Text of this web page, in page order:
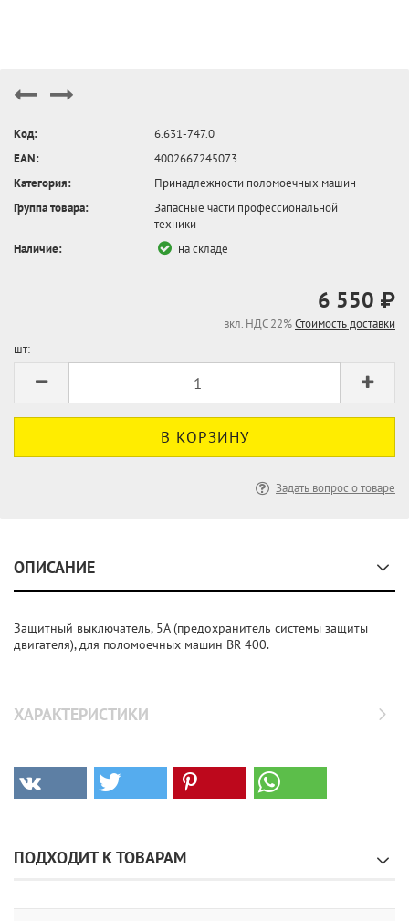
Код:
6.631-747.0
EAN:
4002667245073
Категория:
Принадлежности поломоечных машин
Группа товара:
Запасные части профессиональной
техники
Наличие:
на складе
6 550 ₽
вкл. НДС 22%Стоимость доставки
шт:
Задать вопрос о товаре
ОПИСАНИЕ
Защитный выключатель, 5А (предохранитель системы защиты
двигателя), для поломоечных машин BR 400.
ХАРАКТЕРИСТИКИ
ПОДХОДИТ К ТОВАРАМ